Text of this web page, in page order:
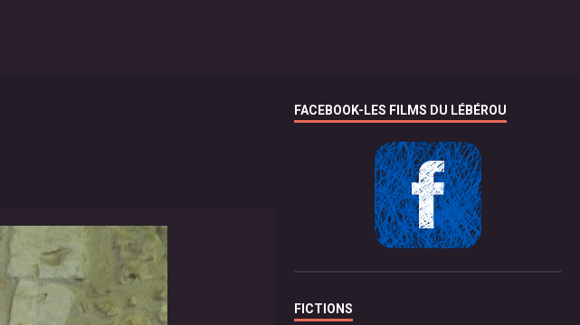
FACEBOOK-LES FILMS DU LÉBÉROU
FICTIONS